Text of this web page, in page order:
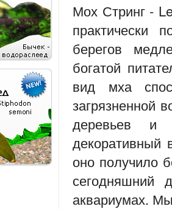
Мох Стринг -
практически
берегов
богатой
вид мха
загрязненной
деревьев и
декоративный
оно получило
сегодняшний
аквариумах.